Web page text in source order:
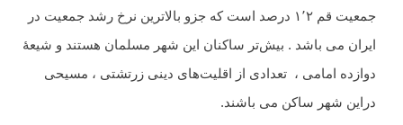
جمعیت قم ۱٬۲ درصد است که جزو بالاترین نرخ رشد جمعیت در
ایران می باشد . بیش‌تر ساکنان این شهر مسلمان هستند و شیعهٔ
دوازده امامی ، تعدادی از اقلیت‌های دینی زرتشتی ، مسیحی
دراین شهر ساکن می باشند.